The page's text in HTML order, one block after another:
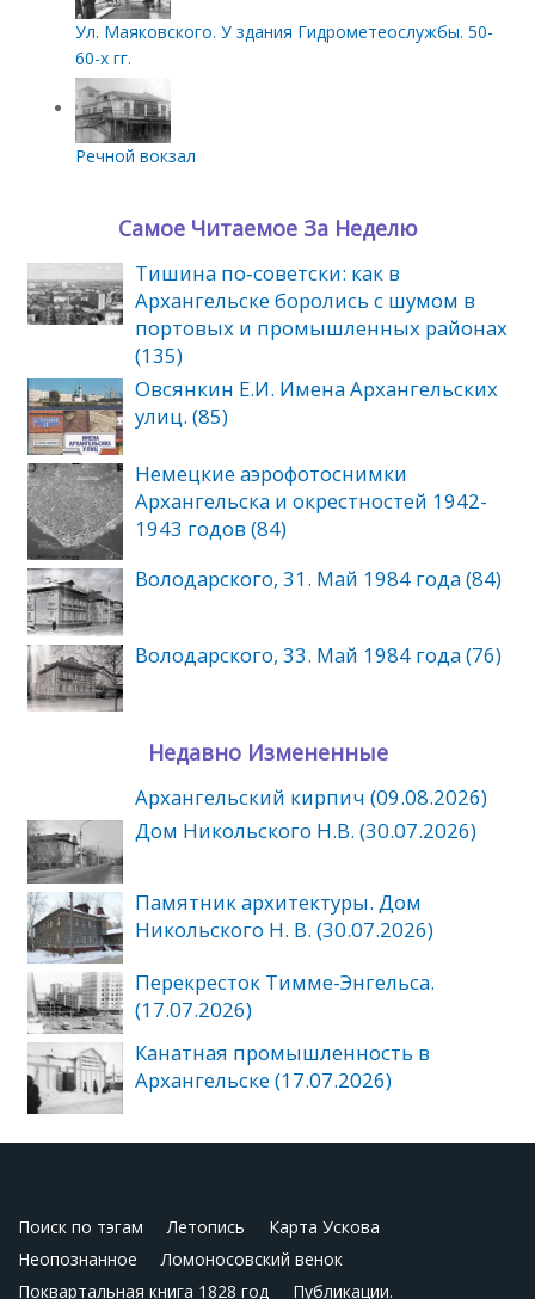
Ул. Маяковского. У здания Гидрометеослужбы. 50-
60-х гг.
Речной вокзал
Самое Читаемое За Неделю
Тишина по‑советски: как в
Архангельске боролись с шумом в
портовых и промышленных районах
(135)
Овсянкин Е.И. Имена Архангельских
улиц. (85)
Немецкие аэрофотоснимки
Архангельска и окрестностей 1942-
1943 годов (84)
Володарского, 31. Май 1984 года (84)
Володарского, 33. Май 1984 года (76)
Недавно Измененные
Архангельский кирпич (09.08.2026)
Дом Никольского Н.В. (30.07.2026)
Памятник архитектуры. Дом
Никольского Н. В. (30.07.2026)
Перекресток Тимме-Энгельса.
(17.07.2026)
Канатная промышленность в
Архангельске (17.07.2026)
Поиск по тэгам Летопись
Карта Ускова
Неопознанное
Ломоносовский венок
Поквартальная книга 1828 год
Публикации.